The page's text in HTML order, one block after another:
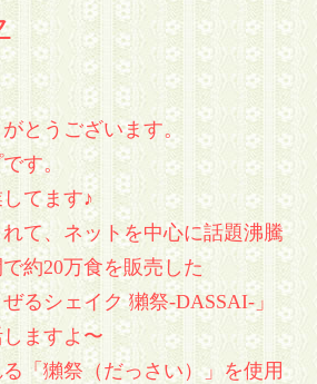
とうございます。
す。
てます♪
て、ネットを中心に話題沸騰
約20万食を販売した
るシェイク 獺祭-DASSAI-」
ますよ〜
「獺祭（だっさい）」を使用